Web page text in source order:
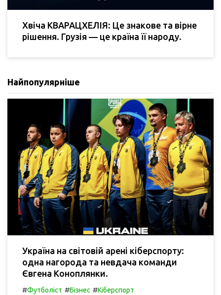
Хвіча КВАРАЦХЕЛІЯ: Це знакове та вірне
рішення. Грузія — це країна її народу.
Найпопулярніше
Україна на світовій арені кіберспорту:
одна нагорода та невдача команди
Євгена Коноплянки.
#Футболіст #Бізнес #Кіберспорт